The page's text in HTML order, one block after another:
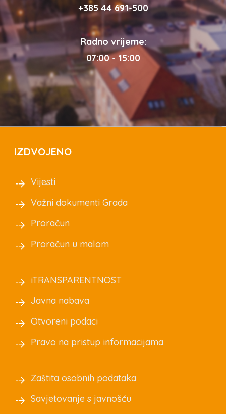
+385 44 691-500
Radno vrijeme:
07:00 - 15:00
IZDVOJENO
Vijesti
Važni dokumenti Grada
Proračun
Proračun u malom
iTRANSPARENTNOST
Javna nabava
Otvoreni podaci
Pravo na pristup informacijama
Zaštita osobnih podataka
Savjetovanje s javnošću